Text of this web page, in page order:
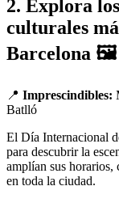
2. Explora
culturales
Barcelona 🖼️
📍 Imprescindibles:
Batlló
El Día Internacional
para descubrir la
amplían sus horarios,
en toda la ciudad.